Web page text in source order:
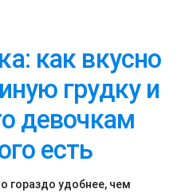
как вкусно
грудку и
девочкам
есть
гораздо удобнее, чем